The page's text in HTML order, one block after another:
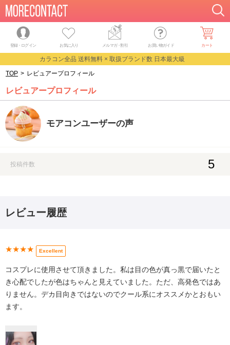
登録・ログイン お気に入り メルマガ・割引 お買い物ガイド カート
カラコン全品 送料無料 × 取扱ブランド数 日本最大級
TOP > レビュアープロフィール
レビュアープロフィール
モアコンユーザーの声
投稿件数 5
レビュー履歴
★★★★ Excellent
コスプレに使用させて頂きました。私は目の色が真っ黒で届いたと
き心配でしたが色はちゃんと見えていました。ただ、高発色ではあ
りません。デカ目向きではないのでクール系にオススメかとおもい
ます。